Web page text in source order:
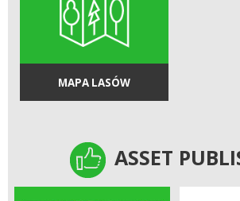
MAPA LASÓW
ASSETASSET